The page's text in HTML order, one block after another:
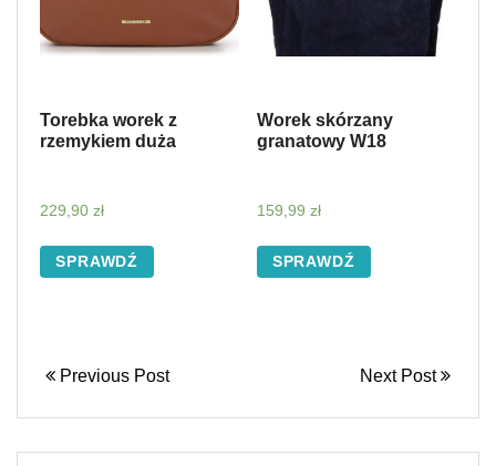
Torebka worek z
rzemykiem duża
229,90 zł
SPRAWDŹ
Worek skórzany
granatowy W18
159,99 zł
SPRAWDŹ
Previous Post Next Post